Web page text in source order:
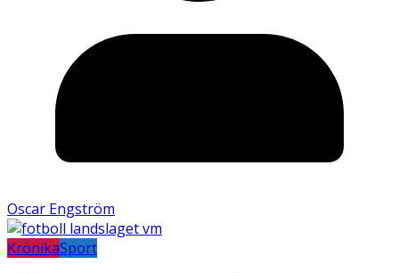
Oscar Engström
KrönikaSport